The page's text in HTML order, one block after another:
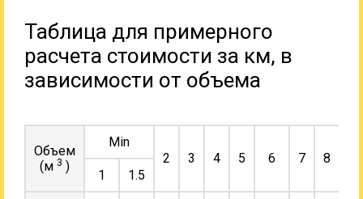
Таблица для примерного
расчета стоимости за км, в
зависимости от объема
Объем
(м 3 )
Min
2
3 4 5 6 7 8
1
1.5